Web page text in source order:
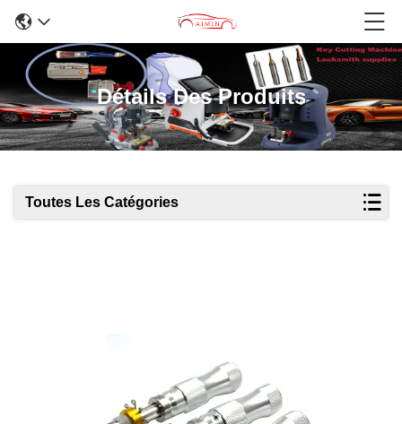
Détails Des Produits
Toutes Les Catégories